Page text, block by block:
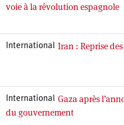
voie à la révolution espagnole
International Iran : Reprise
International Gaza après
du gouvernement